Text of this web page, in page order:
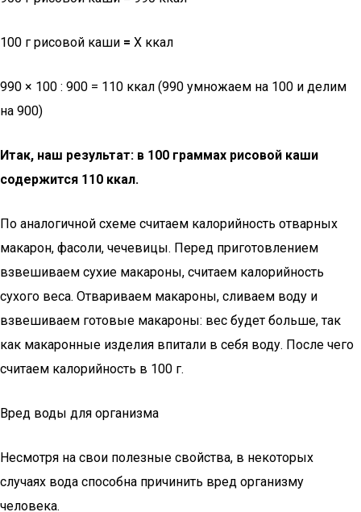
100 г рисовой каши = Х ккал
990 × 100 : 900 = 110 ккал (990 умножаем на 100 и делим
на 900)
Итак, наш результат: в 100 граммах рисовой каши
содержится 110 ккал.
По аналогичной схеме считаем калорийность отварных
макарон, фасоли, чечевицы. Перед приготовлением
взвешиваем сухие макароны, считаем калорийность
сухого веса. Отвариваем макароны, сливаем воду и
взвешиваем готовые макароны: вес будет больше, так
как макаронные изделия впитали в себя воду. После чего
считаем калорийность в 100 г.
Вред воды для организма
Несмотря на свои полезные свойства, в некоторых
случаях вода способна причинить вред организму
человека.